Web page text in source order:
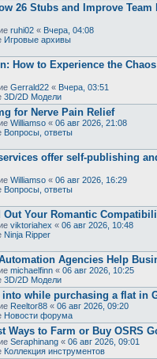
26 Stubs and Improve Team
ruhi02 « Вчера, 04:08
Игровые архивы
How to Experience the
Gerrald22 « Вчера, 03:51
3D/2D Модели
for Nerve Pain Relief
Williamso « 06 авг 2026, 21:08
Вопросы, ответы
offer self-publishing
Williamso « 06 авг 2026, 16:29
Вопросы, ответы
Out Your Romantic
viktoriahex « 06 авг 2026, 10:48
Ninja Ripper
Agencies Help
michaelfinn « 06 авг 2026, 10:25
3D/2D Модели
while purchasing a flat in
Reeltor88 « 06 авг 2026, 09:20
Новости форума
Ways to Farm or Buy OSRS
Seraphinang « 06 авг 2026, 09:01
Коллекция инструментов